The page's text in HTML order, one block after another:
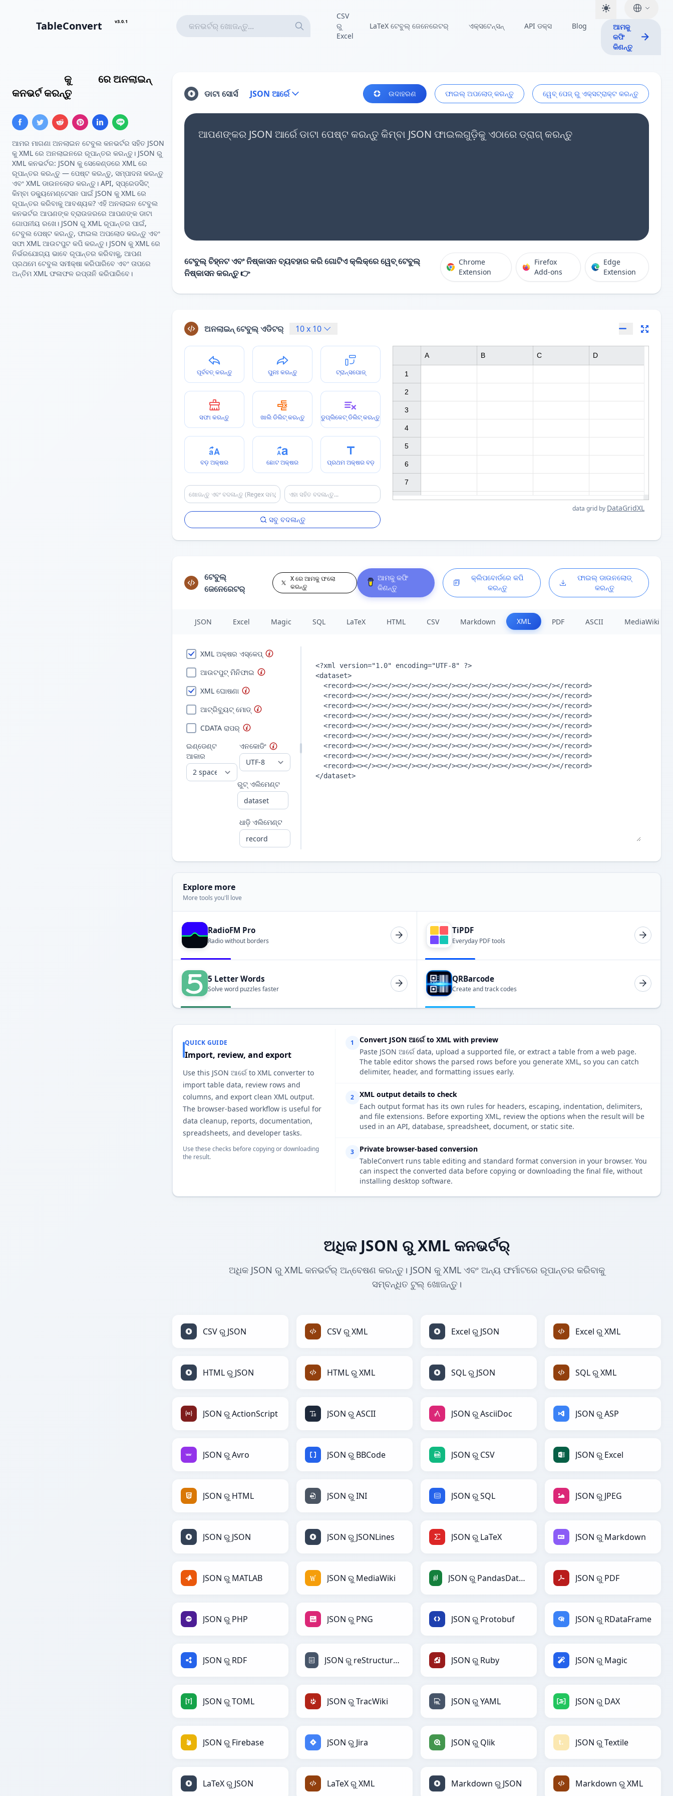
TableConvert v3.0.1
CSV
ରୁ
Excel
LaTeX ଟେବୁଲ୍ ଜେନେରେଟର୍ ଏକ୍ସଟେନ୍ସନ୍ API ଡକ୍ସ Blog
ଆମକୁ
କଫି
କିଣନ୍ତୁ
କୁ
ରେ ଅନଲାଇନ୍
କନଭର୍ଟ କରନ୍ତୁ
ଆମର ମାଗଣା ଅନଲାଇନ ଟେବୁଲ କନଭର୍ଟର ସହିତ JSON
କୁ XML ରେ ଅନଲାଇନରେ ରୂପାନ୍ତର କରନ୍ତୁ। JSON ରୁ
XML କନଭର୍ଟର: JSON କୁ ସେକେଣ୍ଡରେ XML ରେ
ରୂପାନ୍ତର କରନ୍ତୁ — ପେଷ୍ଟ କରନ୍ତୁ, ସମ୍ପାଦନା କରନ୍ତୁ
ଏବଂ XML ଡାଉନଲୋଡ କରନ୍ତୁ। API, ସ୍ପ୍ରେଡସିଟ୍
କିମ୍ବା ଡକ୍ୟୁମେଣ୍ଟେସନ ପାଇଁ JSON କୁ XML ରେ
ରୂପାନ୍ତର କରିବାକୁ ଆବଶ୍ୟକ? ଏହି ଅନଲାଇନ ଟେବୁଲ
କନଭର୍ଟର ଆପଣଙ୍କ ବ୍ରାଉଜରରେ ଆପଣଙ୍କ ଡାଟା
ଗୋପନୀୟ ରଖେ। JSON ରୁ XML ରୂପାନ୍ତର ପାଇଁ,
ଟେବୁଲ ପେଷ୍ଟ କରନ୍ତୁ, ଫାଇଲ ଅପଲୋଡ କରନ୍ତୁ ଏବଂ
ସଫା XML ଆଉଟପୁଟ କପି କରନ୍ତୁ। JSON କୁ XML ରେ
ନିର୍ଭରଯୋଗ୍ୟ ଭାବେ ରୂପାନ୍ତର କରିବାକୁ, ଆପଣ
ପ୍ରଥମେ ଟେବୁଲ ସମୀକ୍ଷା କରିପାରିବେ ଏବଂ ତାପରେ
ଅନ୍ତିମ XML ଫଳାଫଳ ରପ୍ତାନି କରିପାରିବେ।
ଡାଟା ସୋର୍ସ JSON ଆର୍ରେ ଉଦାହରଣ ଫାଇଲ୍ ଅପଲୋଡ୍ କରନ୍ତୁ ୱେବ୍ ପେଜ୍ ରୁ ଏକ୍ସଟ୍ରାକ୍ଟ କରନ୍ତୁ
ଆପଣଙ୍କର JSON ଆର୍ରେ ଡାଟା ପେଷ୍ଟ କରନ୍ତୁ କିମ୍ବା JSON ଫାଇଲଗୁଡ଼ିକୁ ଏଠାରେ ଡ୍ରାଗ୍ କରନ୍ତୁ
ଟେବୁଲ୍ ଚିହ୍ନଟ ଏବଂ ନିଷ୍କାସନ ବ୍ୟବହାର କରି ଗୋଟିଏ କ୍ଲିକ୍‌ରେ ୱେବ୍ ଟେବୁଲ୍
ନିଷ୍କାସନ କରନ୍ତୁ 👉
Chrome
Extension
Firefox
Add-ons
Edge
Extension
ଅନଲାଇନ୍ ଟେବୁଲ୍ ଏଡିଟର୍ 10x 10
ପୂର୍ବବତ୍ କରନ୍ତୁ ପୁନଃ କରନ୍ତୁ ଟ୍ରାନ୍ସପୋଜ୍
ସଫା କରନ୍ତୁ ଖାଲି ଡିଲିଟ୍ କରନ୍ତୁ ଡୁପ୍ଲିକେଟ୍ ଡିଲିଟ୍ କରନ୍ତୁ
ବଡ଼ ଅକ୍ଷର ଛୋଟ ଅକ୍ଷର ପ୍ରଥମ ଅକ୍ଷର ବଡ଼
ସବୁ ବଦଳାନ୍ତୁ
1
2
3
4
5
6
7
A B C D
data grid by DataGridXL
ଟେବୁଲ୍
ଜେନେରେଟର୍
X ରେ ଆମକୁ ଫଲୋ
କରନ୍ତୁ
ଆମକୁ କଫି
କିଣନ୍ତୁ
କ୍ଲିପବୋର୍ଡରେ କପି
କରନ୍ତୁ
ଫାଇଲ୍ ଡାଉନଲୋଡ୍
କରନ୍ତୁ
JSON Excel Magic SQL LaTeX HTML CSV Markdown XML PDF ASCII MediaWiki
XML ଅକ୍ଷର ଏସ୍କେପ୍
ଆଉଟପୁଟ୍ ମିନିଫାଇ
XML ଘୋଷଣା
ଆଟ୍ରିବ୍ୟୁଟ୍ ମୋଡ୍
CDATA ରାପର୍
ଇଣ୍ଡେଣ୍ଟ
ଆକାର
ଏନକୋଡିଂ
ରୁଟ୍ ଏଲିମେଣ୍ଟ
ଧାଡ଼ି ଏଲିମେଣ୍ଟ
Explore more
More tools you'll love
RadioFM Pro
Radio without borders
TiPDF
Everyday PDF tools
5 Letter Words
Solve word puzzles faster
QRBarcode
Create and track codes
QUICK GUIDE
Import, review, and export
Use this JSON ଆର୍ରେ to XML converter to
import table data, review rows and
columns, and export clean XML output.
The browser-based workflow is useful for
data cleanup, reports, documentation,
spreadsheets, and developer tasks.
Use these checks before copying or downloading
the result.
1
Convert JSON ଆର୍ରେ to XML with preview
Paste JSON ଆର୍ରେ data, upload a supported file, or extract a table from a web page.
The table editor shows the parsed rows before you generate XML, so you can catch
delimiter, header, and formatting issues early.
2
XML output details to check
Each output format has its own rules for headers, escaping, indentation, delimiters,
and file extensions. Before exporting XML, review the options when the result will be
used in an API, database, spreadsheet, document, or static site.
3
Private browser-based conversion
TableConvert runs table editing and standard format conversion in your browser. You
can inspect the converted data before copying or downloading the final file, without
installing desktop software.
ଅଧିକ JSON ରୁ XML କନଭର୍ଟର୍
ଅଧିକ JSON ରୁ XML କନଭର୍ଟର୍ ଅନ୍ବେଷଣ କରନ୍ତୁ। JSON କୁ XML ଏବଂ ଅନ୍ୟ ଫର୍ମାଟରେ ରୂପାନ୍ତର କରିବାକୁ
ସମ୍ବନ୍ଧିତ ଟୁଲ୍ ଖୋଜନ୍ତୁ।
CSV ରୁ JSON CSV ରୁ XML Excel ରୁ JSON Excel ରୁ XML
HTML ରୁ JSON HTML ରୁ XML SQL ରୁ JSON SQL ରୁ XML
JSON ରୁ ActionScript JSON ରୁ ASCII JSON ରୁ AsciiDoc JSON ରୁ ASP
JSON ରୁ Avro JSON ରୁ BBCode JSON ରୁ CSV JSON ରୁ Excel
JSON ରୁ HTML JSON ରୁ INI JSON ରୁ SQL JSON ରୁ JPEG
JSON ରୁ JSON JSON ରୁ JSONLines JSON ରୁ LaTeX JSON ରୁ Markdown
JSON ରୁ MATLAB JSON ରୁ MediaWiki JSON ରୁ PandasDataFrame JSON ରୁ PDF
JSON ରୁ PHP JSON ରୁ PNG JSON ରୁ Protobuf JSON ରୁ RDataFrame
JSON ରୁ RDF JSON ରୁ reStructuredText JSON ରୁ Ruby JSON ରୁ Magic
JSON ରୁ TOML JSON ରୁ TracWiki JSON ରୁ YAML JSON ରୁ DAX
JSON ରୁ Firebase JSON ରୁ Jira JSON ରୁ Qlik JSON ରୁ Textile
LaTeX ରୁ JSON LaTeX ରୁ XML Markdown ରୁ JSON Markdown ରୁ XML